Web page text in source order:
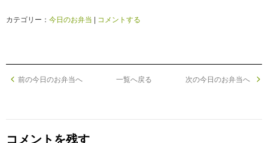
カテゴリー： 今日のお弁当 コメントする
前の今日のお弁当へ 次の今日のお弁当へ
一覧へ戻る
コメントを残す